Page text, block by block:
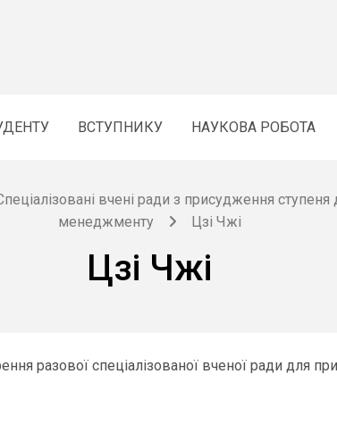
ВСТУПНИКУ НАУКОВА РОБОТА
вчені ради з присудження ступеня
менеджменту
Цзі Чжі
Цзі Чжі
разової спеціалізованої вченої ради для